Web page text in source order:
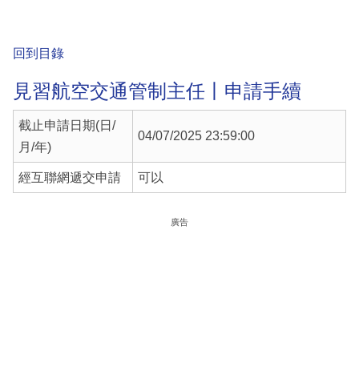
回到目錄
見習航空交通管制主任丨申請手續
截止申請日期(日/
月/年)
04/07/2025 23:59:00
經互聯網遞交申請 可以
廣告